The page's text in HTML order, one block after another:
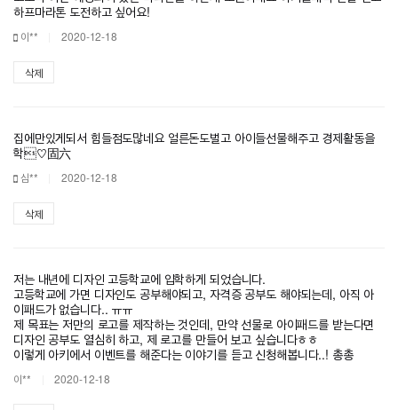
하프마라톤 도전하고 싶어요!
이** 2020-12-18
삭제
집에만있게되서 힘들점도많네요 얼른돈도벌고 아이들선물해주고 경제활동을
학♡固六
심** 2020-12-18
삭제
저는 내년에 디자인 고등학교에 입학하게 되었습니다.
고등학교에 가면 디자인도 공부해야되고, 자격증 공부도 해야되는데, 아직 아
이패드가 없습니다.. ㅠㅠ
제 목표는 저만의 로고를 제작하는 것인데, 만약 선물로 아이패드를 받는다면
디자인 공부도 열심히 하고, 제 로고를 만들어 보고 싶습니다ㅎㅎ
이렇게 아키에서 이벤트를 해준다는 이야기를 듣고 신청해봅니다..! 총총
이** 2020-12-18